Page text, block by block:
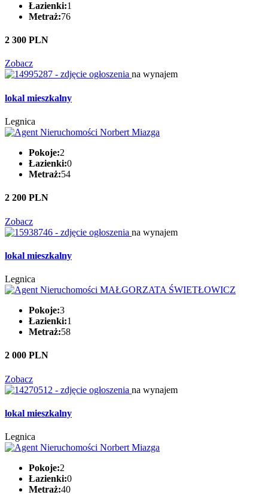
Łazienki:1
Metraż:76
2 300 PLN
Zobacz
na wynajem
lokal mieszkalny
Legnica
Pokoje:2
Łazienki:0
Metraż:54
2 200 PLN
Zobacz
na wynajem
lokal mieszkalny
Legnica
Pokoje:3
Łazienki:1
Metraż:58
2 000 PLN
Zobacz
na wynajem
lokal mieszkalny
Legnica
Pokoje:2
Łazienki:0
Metraż:40